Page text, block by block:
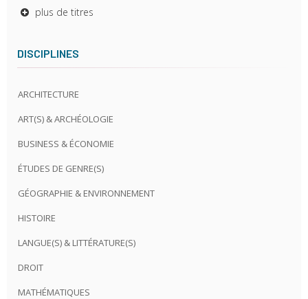
plus de titres
DISCIPLINES
ARCHITECTURE
ART(S) & ARCHÉOLOGIE
BUSINESS & ÉCONOMIE
ÉTUDES DE GENRE(S)
GÉOGRAPHIE & ENVIRONNEMENT
HISTOIRE
LANGUE(S) & LITTÉRATURE(S)
DROIT
MATHÉMATIQUES